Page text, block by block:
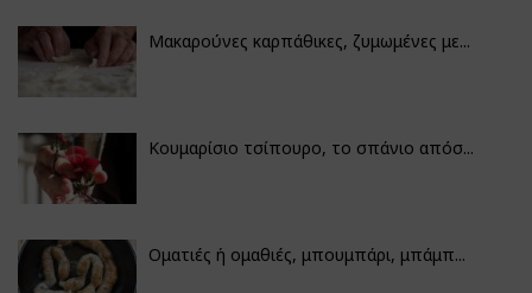
Μακαρούνες καρπάθικες, ζυμωμένες με...
Κουμαρίσιο τσίπουρο, το σπάνιο απόσ...
Οματιές ή ομαθιές, μπουμπάρι, μπάμπ...